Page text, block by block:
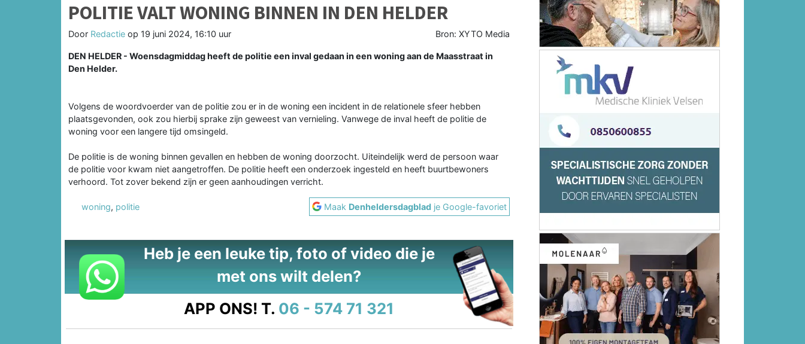
POLITIE VALT WONING BINNEN IN DEN HELDER
Door Redactie op 19 juni 2024, 16:10 uur Bron: XYTO Media
DEN HELDER - Woensdagmiddag heeft de politie een inval gedaan in een woning aan de Maasstraat in
Den Helder.
Volgens de woordvoerder van de politie zou er in de woning een incident in de relationele sfeer hebben
plaatsgevonden, ook zou hierbij sprake zijn geweest van vernieling. Vanwege de inval heeft de politie de
woning voor een langere tijd omsingeld.
De politie is de woning binnen gevallen en hebben de woning doorzocht. Uiteindelijk werd de persoon waar
de politie voor kwam niet aangetroffen. De politie heeft een onderzoek ingesteld en heeft buurtbewoners
verhoord. Tot zover bekend zijn er geen aanhoudingen verricht.
woning, politie Maak Denheldersdagblad je Google-favoriet
Heb je een leuke tip, foto of video die je
met ons wilt delen?
APP ONS! T. 06 - 574 71 321